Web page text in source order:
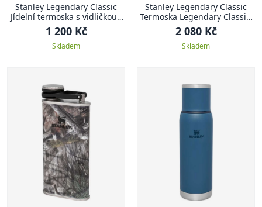
Stanley Legendary Classic
Jídelní termoska s vidličkou ,
400 ml, Matte Black
1 200 Kč
Skladem
Stanley Legendary Classic
Termoska Legendary Classic,
2.3 l, Hammertone Green
2 080 Kč
Skladem